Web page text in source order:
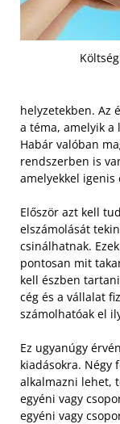
helyzetekben. Az
a téma, amelyik a
Habár valóban
rendszerben is
amelyekkel igenis
Először azt kell
elszámolását
csinálhatnak.
pontosan mit
kell észben
cég és a vállalat
számolhatóak el
Ez ugyanúgy
kiadásokra. Négy
alkalmazni lehet,
egyéni vagy
egyéni vagy